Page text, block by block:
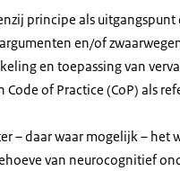
principe als
en/of
en toepassing van
Code of Practice (CoP) als
– daar waar mogelijk –
van neurocognitief